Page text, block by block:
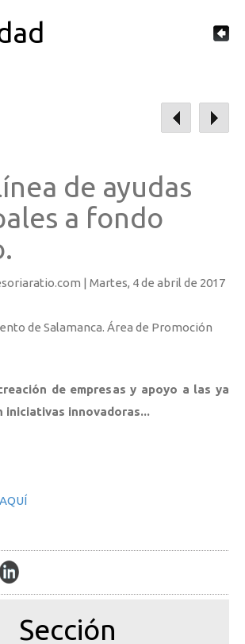
de ayudas
a fondo
| Martes, 4 de abril de 2017
de Salamanca. Área de Promoción
de empresas y apoyo a las ya
iniciativas innovadoras...
AQUÍ
Sección